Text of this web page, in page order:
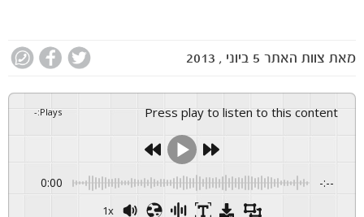
מאת צוות האתר 5 ביוני , 2013
Press play to listen to this content
Plays
:
-
0:00 -:--
1x